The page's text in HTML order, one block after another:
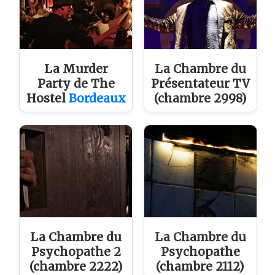
La Murder
Party de The
Hostel Bordeaux
La Chambre du
Présentateur TV
(chambre 2998)
La Chambre du
Psychopathe 2
(chambre 2222)
La Chambre du
Psychopathe
(chambre 2112)